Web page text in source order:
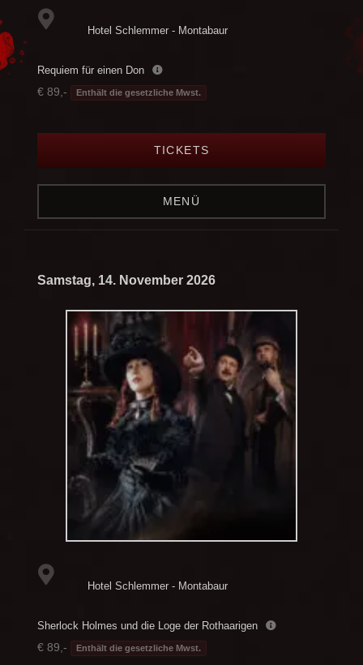
Hotel Schlemmer - Montabaur
Requiem für einen Don
€ 89,- Enthält die gesetzliche Mwst.
TICKETS
MENÜ
Samstag, 14. November 2026
Hotel Schlemmer - Montabaur
Sherlock Holmes und die Loge der Rothaarigen
€ 89,- Enthält die gesetzliche Mwst.